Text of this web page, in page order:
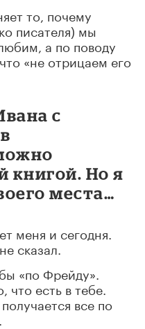
то, почему
писателя) мы
а по поводу
«не отрицаем его
с
книгой. Но я
места…
меня и сегодня.
сказал.
«по Фрейду».
что есть в тебе.
все по